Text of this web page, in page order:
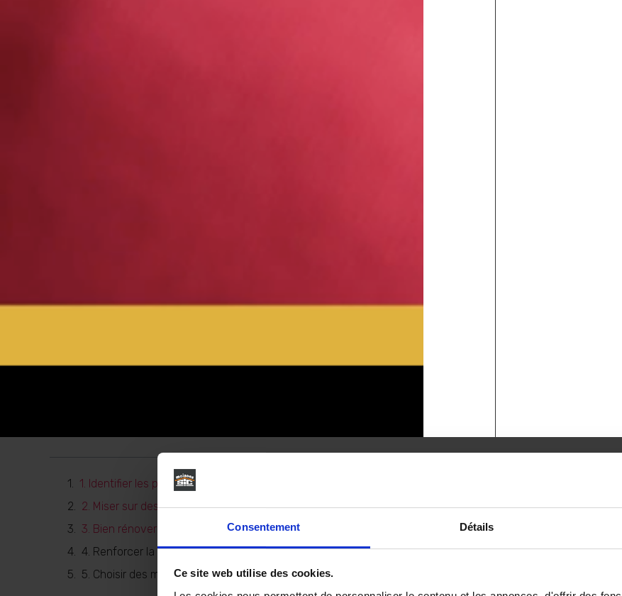
Consentement Détails
Ce site web utilise des cookies.
1. Identifier les priorités pour bien rénover sa salle de bain
2. Miser sur des équipements économes en eau
3. Bien rénover sa salle de bain en améliorant l’agencement
4. Renforcer la sécurité et le confort thermique
5. Choisir des matériaux durables et adaptés à l’humidité